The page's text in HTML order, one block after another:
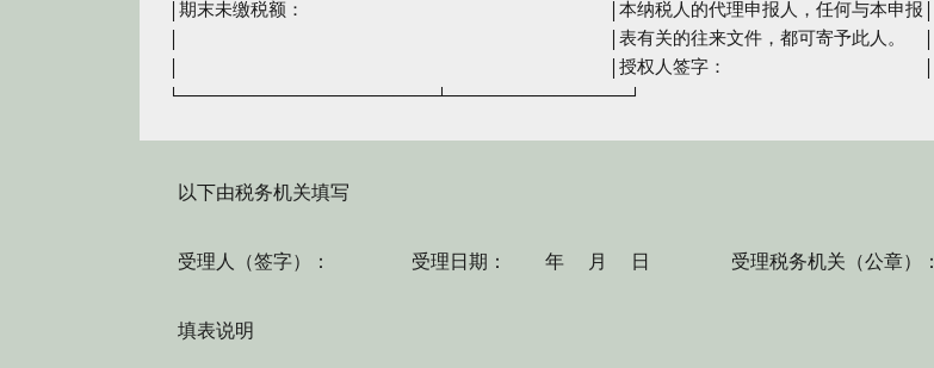
│期末未缴税额：　　　　　　　　　　　　　　　　　│本纳税人的代理申报人，任何与本申报│
│　　　　　　　　　　　　　　　　　　　　　　　　│表有关的往来文件，都可寄予此人。　│
│　　　　　　　　　　　　　　　　　　　　　　　　│授权人签字：　　　　　　　　　　　│
以下由税务机关填写
受理人（签字）： 受理日期： 年 月 日 受理税务机关（公章）：
填表说明